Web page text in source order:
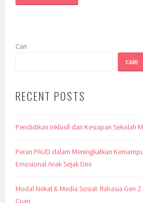
Cari
CARI
RECENT POSTS
Pendidikan Inklusif dan Kesiapan Sekolah
Peran PAUD dalam Meningkatkan
Emosional Anak Sejak Dini
Modal Nekat & Media Sosial: Rahasia Gen
Cuan